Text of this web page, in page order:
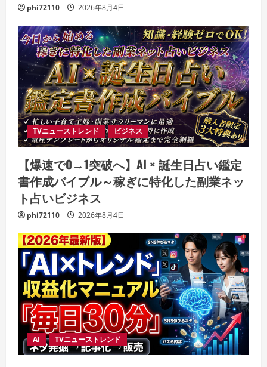
phi72110 2026年8月4日
TVニューストレンド ビジネス
【爆速で0→1突破へ】AI × 誕生日占い鑑定
書作成バイブル～稼ぎに特化した副業ネッ
ト占いビジネス
phi72110 2026年8月4日
AI TVニューストレンド